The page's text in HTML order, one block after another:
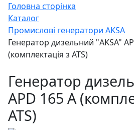
Головна сторінка
Каталог
Промислові генератори AKSA
Генератор дизельний "AKSA"
(комплектація з ATS)
Генератор
APD 165 А
ATS)